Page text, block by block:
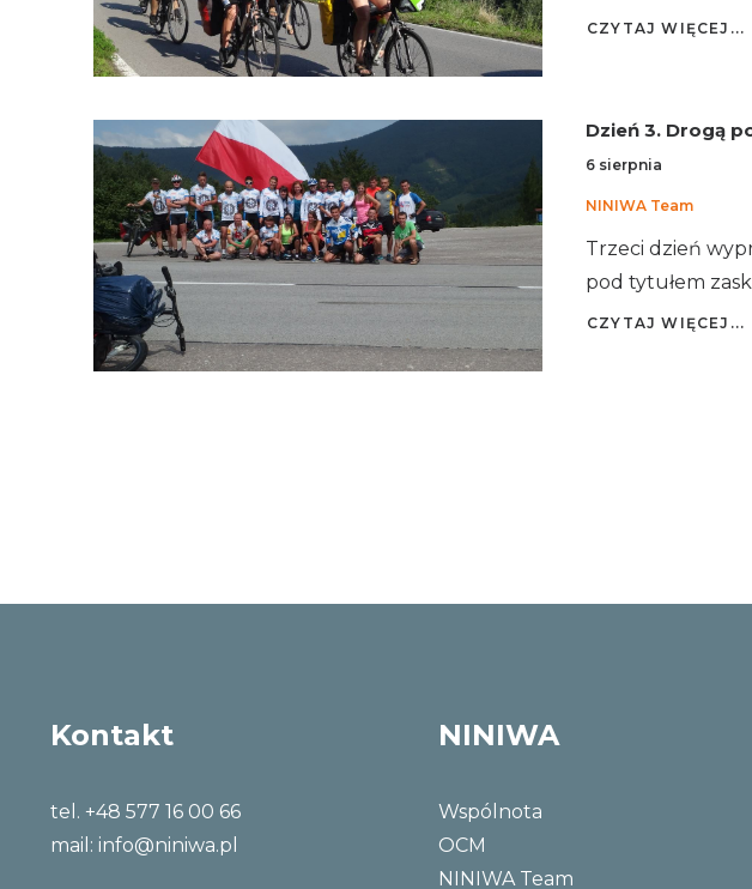
CZYTAJ WIĘCEJ...
Dzień 3. Drogą
6 sierpnia
NINIWA Team
Trzeci dzień
pod tytułem
CZYTAJ WIĘCEJ...
Kontakt
tel. +48 577 16 00 66
mail: info@niniwa.pl
NINIWA
Wspólnota
OCM
NINIWA Team